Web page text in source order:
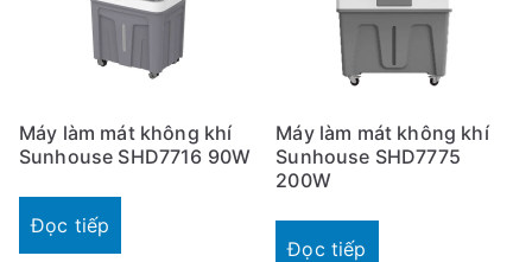
Máy làm mát không khí
Sunhouse SHD7716 90W
Đọc tiếp
Máy làm mát không khí
Sunhouse SHD7775
200W
Đọc tiếp